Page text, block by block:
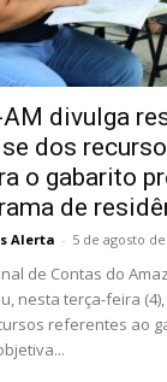
AM divulga
dos
o gabarito
de
Alerta - 5 de agosto
de Contas do
nesta terça-feira
referentes ao